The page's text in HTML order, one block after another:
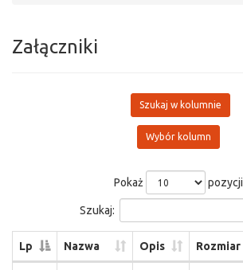
Załączniki
Szukaj w kolumnie
Wybór kolumn
Pokaż pozycji
Szukaj:
Lp Nazwa Opis Rozmiar